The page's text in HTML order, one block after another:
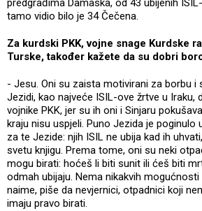
predgrađima Damaska, od 43 ubijenih
tamo vidio bilo je 34 Čečena.
Za kurdski PKK, vojne snage Kurdske
Turske, također kažete da su dobri
- Jesu. Oni su zaista motivirani za borbu i
Jezidi, kao najveće ISIL-ove žrtve u Iraku,
vojnike PKK, jer su ih oni i Sinjaru
kraju nisu uspjeli. Puno Jezida je poginulo
za te Jezide: njih ISIL ne ubija kad ih
svetu knjigu. Prema tome, oni su neki
mogu birati: hoćeš li biti sunit ili ćeš biti
odmah ubijaju. Nema nikakvih mogućnosti
naime, piše da nevjernici, otpadnici koji
imaju pravo birati.